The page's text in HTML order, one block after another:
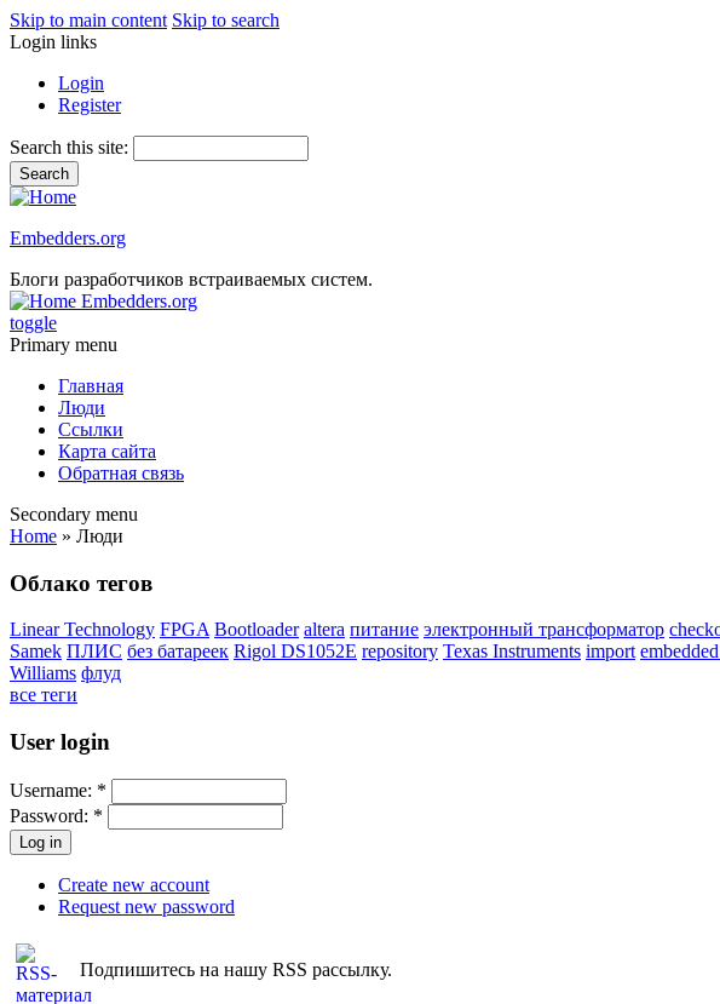
Skip to main content Skip to search
Login links
Login
Register
Search this site:
Embedders.org
Блоги разработчиков встраиваемых систем.
Embedders.org
toggle
Primary menu
Главная
Люди
Ссылки
Карта сайта
Обратная связь
Secondary menu
Home » Люди
Облако тегов
Linear Technology FPGA Bootloader altera питание электронный трансформатор
Samek ПЛИС без батареек Rigol DS1052E repository Texas Instruments import
Williams флуд
все теги
User login
Username: *
Password: *
Create new account
Request new password
Подпишитесь на нашу RSS рассылку.